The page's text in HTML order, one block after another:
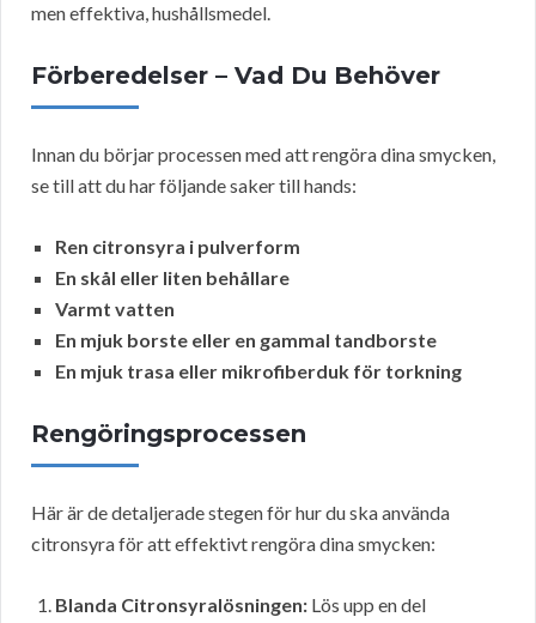
men effektiva, hushållsmedel.
Förberedelser – Vad Du Behöver
Innan du börjar processen med att rengöra dina smycken,
se till att du har följande saker till hands:
Ren citronsyra i pulverform
En skål eller liten behållare
Varmt vatten
En mjuk borste eller en gammal tandborste
En mjuk trasa eller mikrofiberduk för torkning
Rengöringsprocessen
Här är de detaljerade stegen för hur du ska använda
citronsyra för att effektivt rengöra dina smycken:
Blanda Citronsyralösningen: Lös upp en del